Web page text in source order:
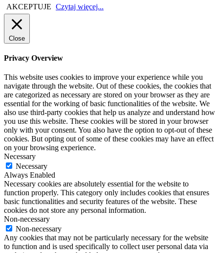
AKCEPTUJE Czytaj więcej...
Close
Privacy Overview
This website uses cookies to improve your experience while you
navigate through the website. Out of these cookies, the cookies that
are categorized as necessary are stored on your browser as they are
essential for the working of basic functionalities of the website. We
also use third-party cookies that help us analyze and understand how
you use this website. These cookies will be stored in your browser
only with your consent. You also have the option to opt-out of these
cookies. But opting out of some of these cookies may have an effect
on your browsing experience.
Necessary
Necessary
Always Enabled
Necessary cookies are absolutely essential for the website to
function properly. This category only includes cookies that ensures
basic functionalities and security features of the website. These
cookies do not store any personal information.
Non-necessary
Non-necessary
Any cookies that may not be particularly necessary for the website
to function and is used specifically to collect user personal data via